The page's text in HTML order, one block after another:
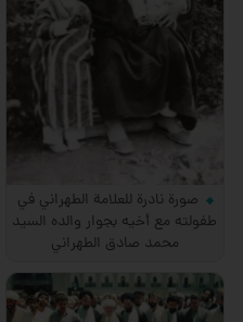
صورة نادرة للعلامة الطهراني في
طفولته مع أخيه بجوار والده السيد
محمد صادق الطهراني